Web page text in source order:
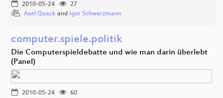
2010-05-24
27
Axel Quack and Igor Schwarzmann
computer.spiele.politik
Die Computerspieldebatte und wie man darin überlebt
(Panel)
2010-05-24
60